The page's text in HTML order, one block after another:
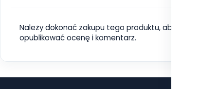
Należy dokonać zakupu tego produktu, aby móc
opublikować ocenę i komentarz.